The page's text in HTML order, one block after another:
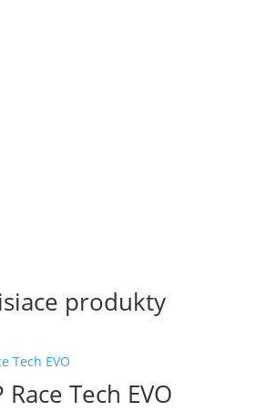
produkty
Race Tech EVO